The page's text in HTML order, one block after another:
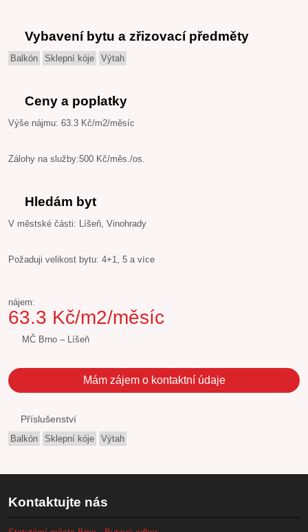
Vybavení bytu a zřizovací předměty
Balkón Sklepní kóje Výtah
Ceny a poplatky
Výše nájmu: 63.3 Kč/m2/měsíc
Zálohy na služby:500 Kč/měs./os.
Hledám byt
V městské části: Líšeň, Vinohrady
Požaduji velikost bytu: 4+1, 5 a více
nájem:
63.3 Kč/m2/měsíc
MČ Brno – Líšeň
Mám zájem o kontaktní údaje
Příslušenství
Balkón Sklepní kóje Výtah
Kontaktujte nás